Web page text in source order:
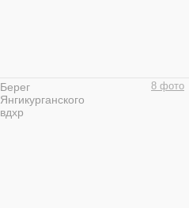
Берег
Янгикурганского
вдхр
8 фото